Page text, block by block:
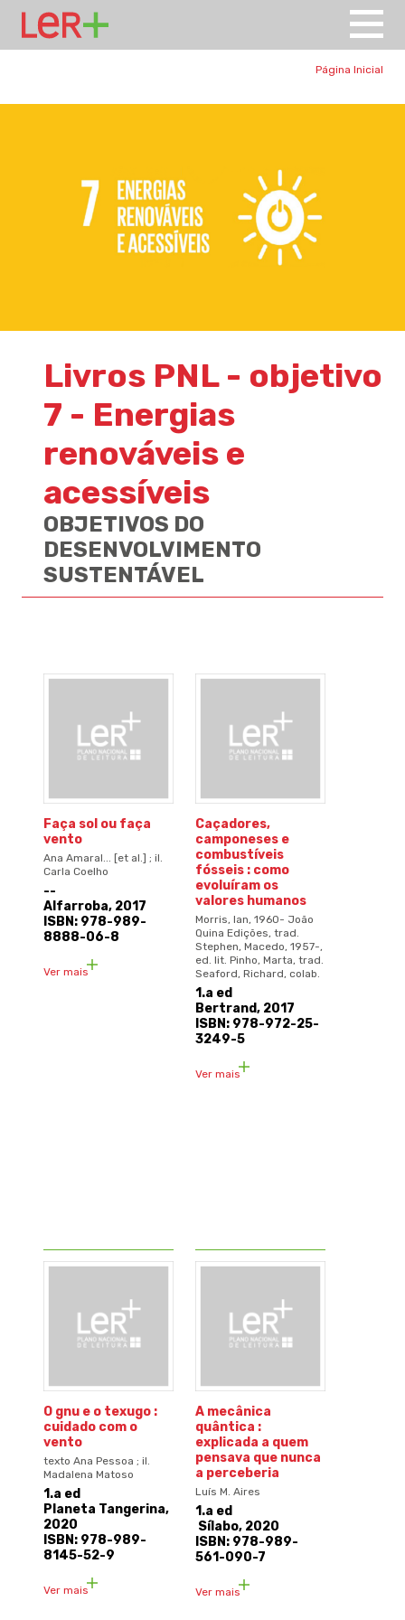
Página Inicial
Livros PNL - objetivo
7 - Energias
renováveis e
acessíveis
OBJETIVOS DO
DESENVOLVIMENTO
SUSTENTÁVEL
Faça sol ou faça
vento
Ana Amaral... [et al.] ; il.
Carla Coelho
--
Alfarroba, 2017
ISBN: 978-989-
8888-06-8
Ver mais
Caçadores,
camponeses e
combustíveis
fósseis : como
evoluíram os
valores humanos
Morris, Ian, 1960- João
Quina Edições, trad.
Stephen, Macedo, 1957-,
ed. lit. Pinho, Marta, trad.
Seaford, Richard, colab.
1.a ed
Bertrand, 2017
ISBN: 978-972-25-
3249-5
Ver mais
O gnu e o texugo :
cuidado com o
vento
texto Ana Pessoa ; il.
Madalena Matoso
1.a ed
Planeta Tangerina,
2020
ISBN: 978-989-
8145-52-9
Ver mais
A mecânica
quântica :
explicada a quem
pensava que nunca
a perceberia
Luís M. Aires
1.a ed
Sílabo, 2020
ISBN: 978-989-
561-090-7
Ver mais